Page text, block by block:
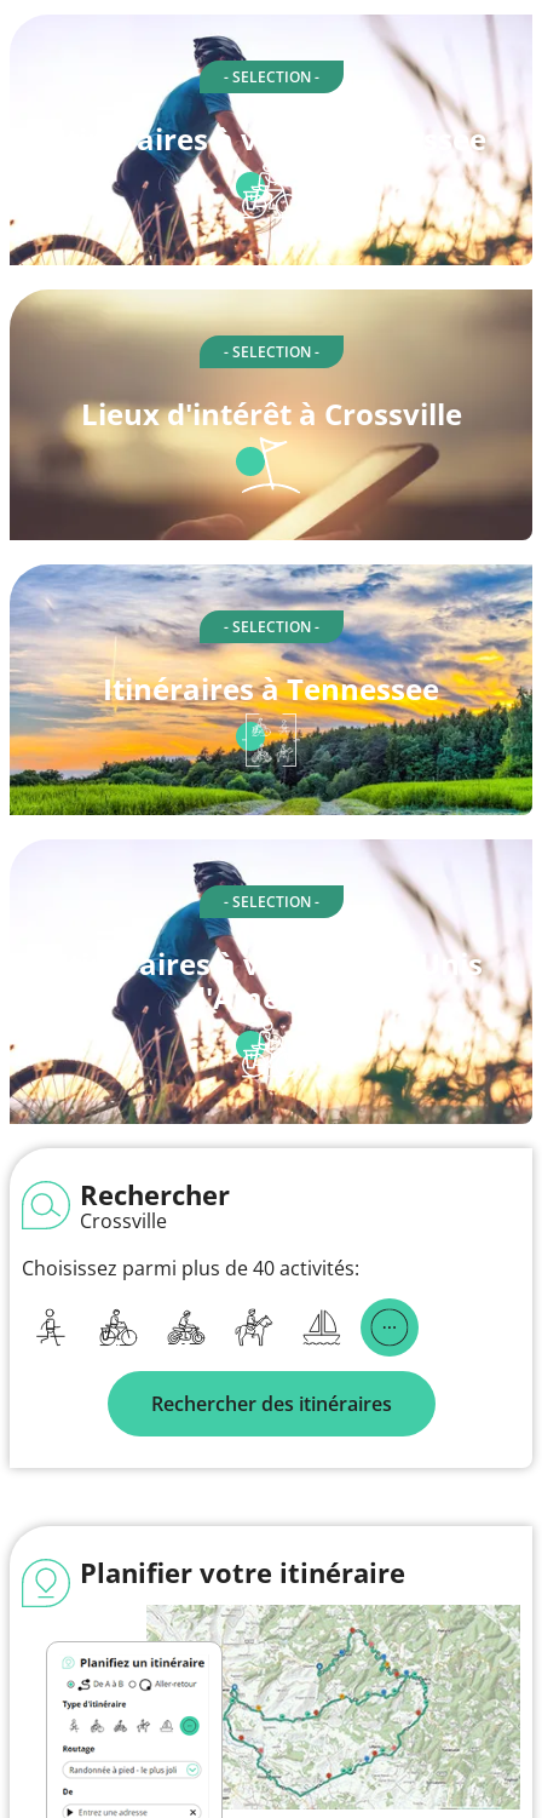
- SELECTION -
Itinéraires à vélo à Tennessee
- SELECTION -
Lieux d'intérêt à Crossville
- SELECTION -
Itinéraires à Tennessee
- SELECTION -
Itinéraires à vélo à États-Unis
d'Amérique
Rechercher
Crossville
Choisissez parmi plus de 40 activités:
Rechercher des itinéraires
Planifier votre itinéraire